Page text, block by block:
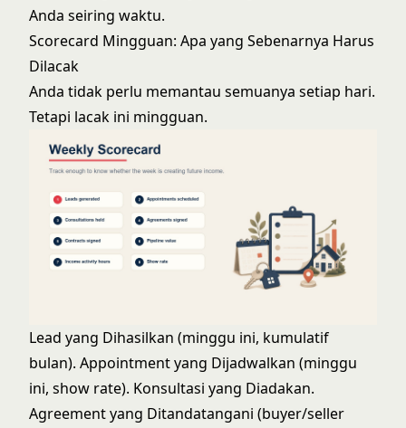
Anda seiring waktu.
Scorecard Mingguan: Apa yang Sebenarnya Harus
Dilacak
Anda tidak perlu memantau semuanya setiap hari.
Tetapi lacak ini mingguan.
Lead yang Dihasilkan (minggu ini, kumulatif
bulan). Appointment yang Dijadwalkan (minggu
ini, show rate). Konsultasi yang Diadakan.
Agreement yang Ditandatangani (buyer/seller